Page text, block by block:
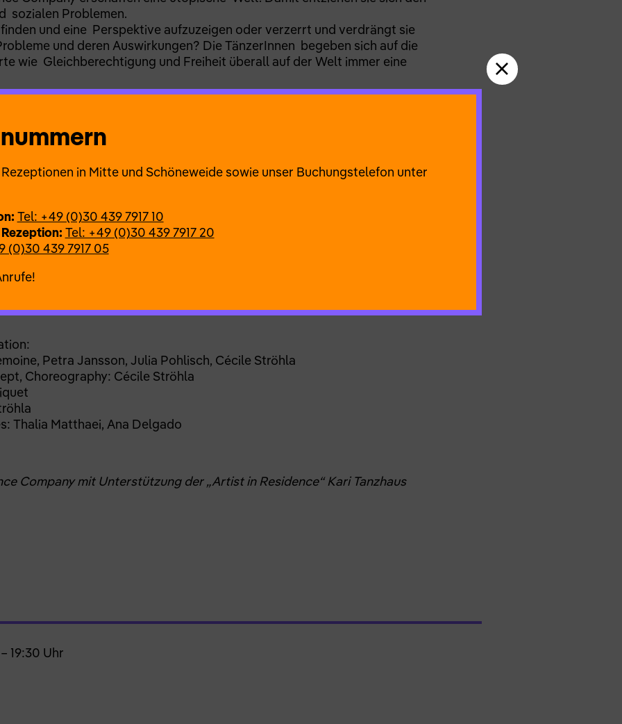
sozialen Problemen.
und eine Perspektive aufzuzeigen oder verzerrt und verdrängt sie
und deren Auswirkungen? Die TänzerInnen begeben sich auf die
wie Gleichberechtigung und Freiheit überall auf der Welt immer eine
Visionen einer besseren Welt, deren gesellschaftlichen
nicht die vergangenen historischen Imagination einer besseren Welt,
vervollständigen. Die TänzerInnen brechen euphorisch in ihre neue
Problemen und Klima Krisen nur noch ein Schimmer der
bewegen sie sich auch an der Grenze zur Dystopie und versuchen
Welt zur Realität werden?
Petra Jansson, Julia Pohlisch, Cécile Ströhla
Choreography: Cécile Ströhla
Thalia Matthaei, Ana Delgado
Company mit Unterstützung der „Artist in Residence“ Kari Tanzhaus
19:30 Uhr
in Mitte und Schöneweide sowie unser Buchungstelefon unter
Tel: +49 (0)30 439 7917 10
Tel: +49 (0)30 439 7917 20
(0)30 439 7917 05